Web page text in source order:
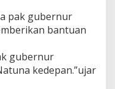
pak gubernur
bantuan
gubernur
kedepan.”ujar